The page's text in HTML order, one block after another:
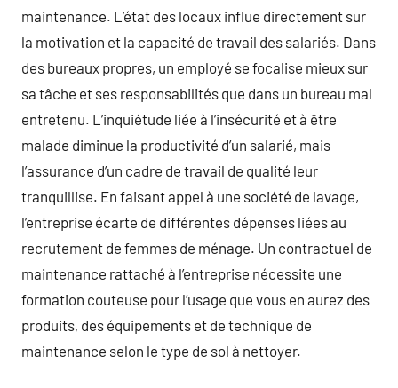
maintenance. L’état des locaux influe directement sur
la motivation et la capacité de travail des salariés. Dans
des bureaux propres, un employé se focalise mieux sur
sa tâche et ses responsabilités que dans un bureau mal
entretenu. L’inquiétude liée à l’insécurité et à être
malade diminue la productivité d’un salarié, mais
l’assurance d’un cadre de travail de qualité leur
tranquillise. En faisant appel à une société de lavage,
l’entreprise écarte de différentes dépenses liées au
recrutement de femmes de ménage. Un contractuel de
maintenance rattaché à l’entreprise nécessite une
formation couteuse pour l’usage que vous en aurez des
produits, des équipements et de technique de
maintenance selon le type de sol à nettoyer.